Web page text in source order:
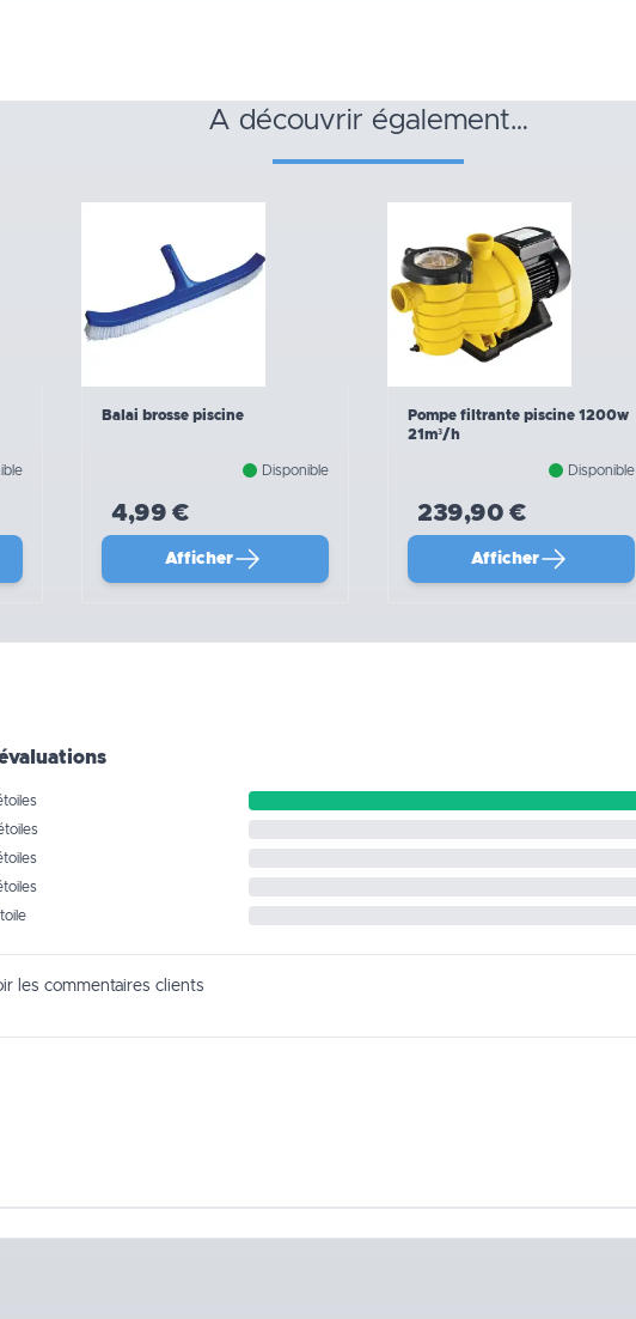
a découvrir également…
Balai brosse piscine
Disponible
4,99 €
Afficher
Pompe filtrante piscine 1200w
21m³/h
Disponible
239,90 €
Afficher
les commentaires clients